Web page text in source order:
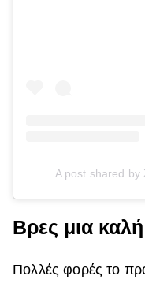
A post shared by
Βρες μια
Πολλές φορές το